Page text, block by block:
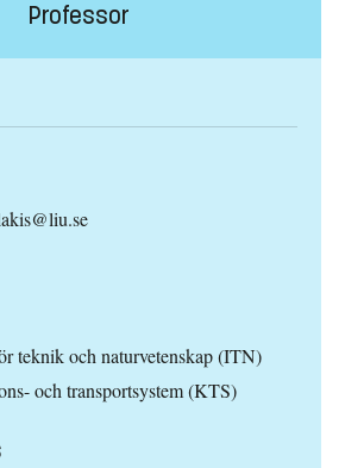
Professor
teknik och naturvetenskap (ITN)
och transportsystem (KTS)